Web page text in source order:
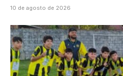
10 de agosto de 2026